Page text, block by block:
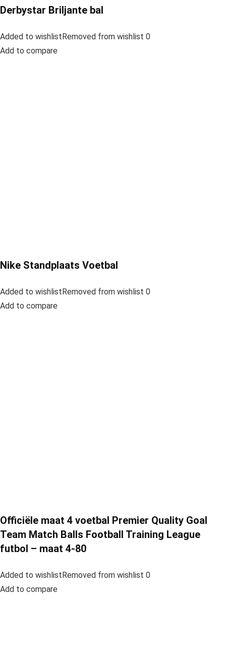
Derbystar Briljante bal
Added to wishlistRemoved from wishlist 0
Add to compare
Nike Standplaats Voetbal
Added to wishlistRemoved from wishlist 0
Add to compare
Officiële maat 4 voetbal Premier Quality Goal
Team Match Balls Football Training League
futbol – maat 4-80
Added to wishlistRemoved from wishlist 0
Add to compare